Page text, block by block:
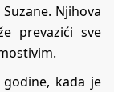
Njihova
prevazići sve
kada je